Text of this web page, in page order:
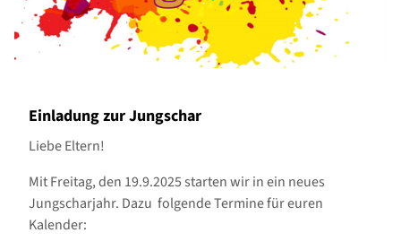
Einladung zur Jungschar
Liebe Eltern!
Mit Freitag, den 19.9.2025 starten wir in ein neues
Jungscharjahr. Dazu folgende Termine für euren
Kalender: